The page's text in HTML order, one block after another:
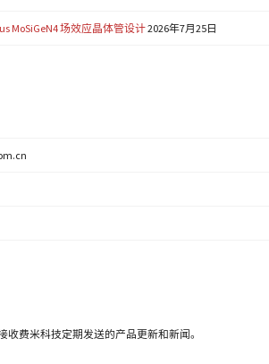
MoSiGeN4 场效应晶体管设计2026年7月25日
收费米科技定期发送的产品更新和新闻。